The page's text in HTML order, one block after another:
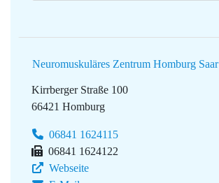
Neuromuskuläres Zentrum Homburg Saar
Kirrberger Straße 100
66421 Homburg
06841 1624115
06841 1624122
Webseite